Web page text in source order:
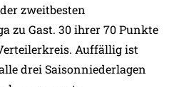
zweitbesten
zu Gast. 30 ihrer 70 Punkte
Auffällig ist
drei Saisonniederlagen